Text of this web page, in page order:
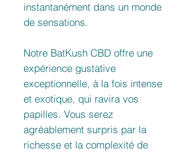
instantanément dans un monde
de sensations.
Notre BatKush CBD offre une
expérience gustative
exceptionnelle, à la fois intense
et exotique, qui ravira vos
papilles. Vous serez
agréablement surpris par la
richesse et la complexité de